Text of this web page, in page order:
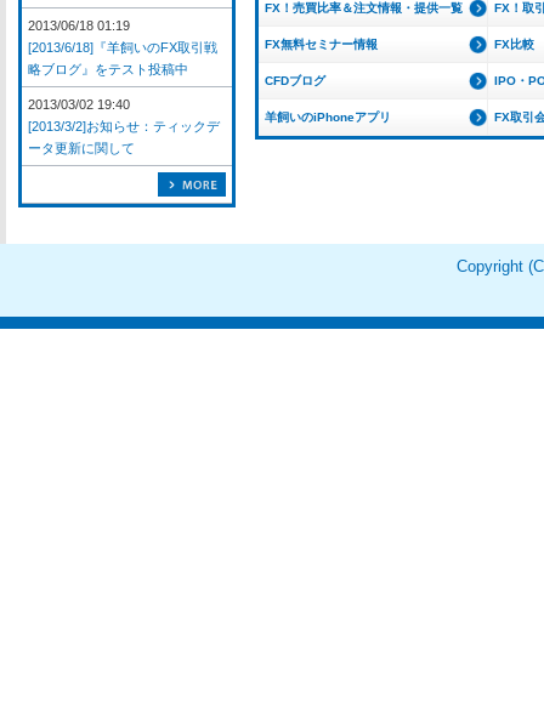
FX！売買比率＆注文情報・提供一覧 FX！取
FX無料セミナー情報 FX比較
CFDブログ IPO・
羊飼いのiPhoneアプリ FX取引
2013/06/18 01:19
[2013/6/18]『羊飼いのFX取引戦
略ブログ』をテスト投稿中
2013/03/02 19:40
[2013/3/2]お知らせ：ティックデ
ータ更新に関して
Copyright